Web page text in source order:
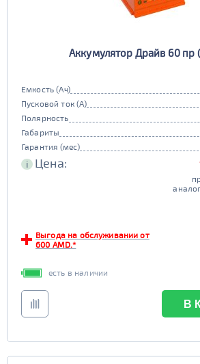
Аккумулятор Драйв 60 пр
Емкость (Ач)
Пусковой ток (А)
Полярность
Габариты
Гарантия (мес)
i Цена:
Выгода на обслуживании от
600 AMD.*
есть в наличии
В